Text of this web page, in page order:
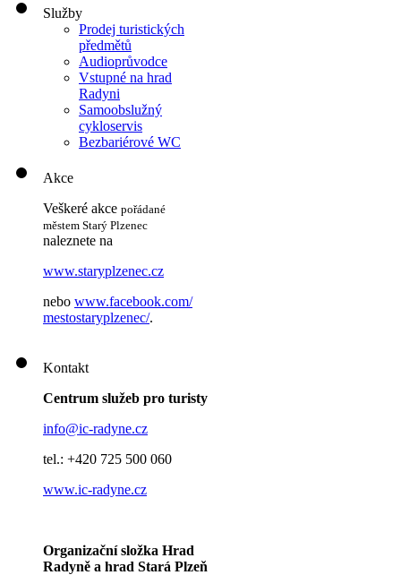
Služby
Prodej turistických
předmětů
Audioprůvodce
Vstupné na hrad
Radyni
Samoobslužný
cykloservis
Bezbariérové WC
Akce
Veškeré akce pořádané
městem Starý Plzenec
naleznete na
www.staryplzenec.cz
nebo www.facebook.com/
mestostaryplzenec/.
Kontakt
Centrum služeb pro turisty
info@ic-radyne.cz
tel.: +420 725 500 060
www.ic-radyne.cz
Organizační složka Hrad
Radyně a hrad Stará Plzeň